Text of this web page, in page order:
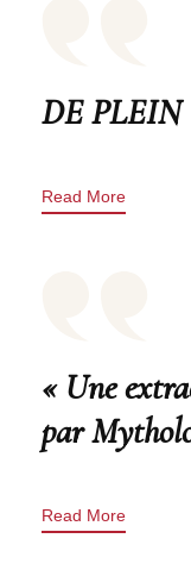
DE
Read More
« Une
par
Read More